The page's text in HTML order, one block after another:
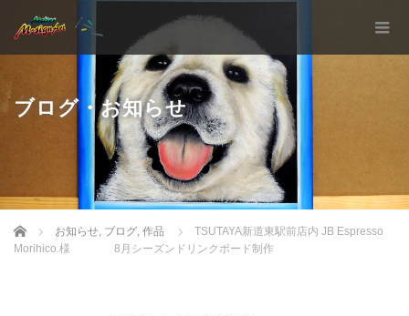
ブログ・お知らせ
Home お知らせ, ブログ, 作品
TSUTAYA新道東駅前店内 JB Espresso
Morihico.様 8月シーズンドリンクボード制作